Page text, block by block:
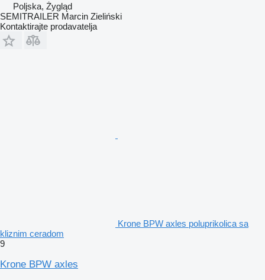
Poljska, Żygląd
SEMITRAILER Marcin Zieliński
Kontaktirajte prodavatelja
Krone BPW axles poluprikolica sa
kliznim ceradom
9
Krone BPW axles